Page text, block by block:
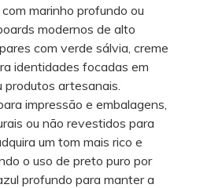
marinho profundo ou
modernos de alto
com verde sálvia, creme
identidades focadas em
artesanais.
impressão e embalagens,
ou não revestidos para
um tom mais rico e
o uso de preto puro por
profundo para manter a